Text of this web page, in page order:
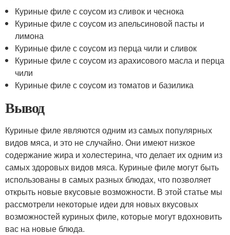
Куриные филе с соусом из сливок и чеснока
Куриные филе с соусом из апельсиновой пасты и
лимона
Куриные филе с соусом из перца чили и сливок
Куриные филе с соусом из арахисового масла и перца
чили
Куриные филе с соусом из томатов и базилика
Вывод
Куриные филе являются одним из самых популярных
видов мяса, и это не случайно. Они имеют низкое
содержание жира и холестерина, что делает их одним из
самых здоровых видов мяса. Куриные филе могут быть
использованы в самых разных блюдах, что позволяет
открыть новые вкусовые возможности. В этой статье мы
рассмотрели некоторые идеи для новых вкусовых
возможностей куриных филе, которые могут вдохновить
вас на новые блюда.